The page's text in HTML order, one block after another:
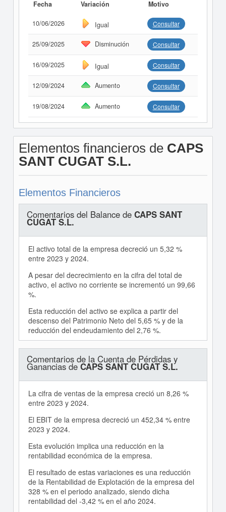
Fecha Variación Motivo
10/06/2026 Igual Consultar
25/09/2025 Disminución Consultar
16/09/2025 Igual Consultar
12/09/2024 Aumento Consultar
19/08/2024 Aumento Consultar
Elementos financieros de CAPS
SANT CUGAT S.L.
Elementos Financieros
Comentarios del Balance de CAPS SANT
CUGAT S.L.
El activo total de la empresa decreció un 5,32 %
entre 2023 y 2024.
A pesar del decrecimiento en la cifra del total de
activo, el activo no corriente se incrementó un 99,66
%.
Esta reducción del activo se explica a partir del
descenso del Patrimonio Neto del 5,65 % y de la
reducción del endeudamiento del 2,76 %.
Comentarios de la Cuenta de Pérdidas y
Ganancias deCAPS SANT CUGAT S.L.
La cifra de ventas de la empresa creció un 8,26 %
entre 2023 y 2024.
El EBIT de la empresa decreció un 452,34 % entre
2023 y 2024.
Esta evolución implica una reducción en la
rentabilidad económica de la empresa.
El resultado de estas variaciones es una reducción
de la Rentabilidad de Explotación de la empresa del
328 % en el periodo analizado, siendo dicha
rentabilidad del -3,42 % en el año 2024.